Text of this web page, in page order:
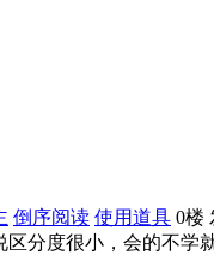
倒序阅读 使用道具 0楼
区分度很小，会的不学